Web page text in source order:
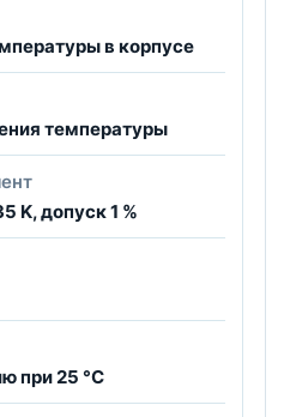
в корпусе
температуры
K, допуск 1 %
при 25 °C